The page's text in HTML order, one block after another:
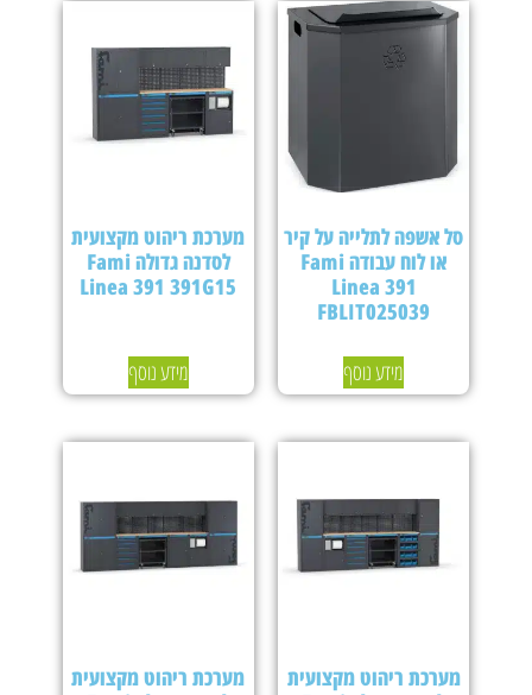
סל אשפה לתלייה על קיר
או לוח עבודה Fami
Linea 391
FBLIT025039
מידע נוסף
מערכת ריהוט מקצועית
לסדנה גדולה Fami
Linea 391 391G15
מידע נוסף
מערכת ריהוט מקצועית
מערכת ריהוט מקצועית